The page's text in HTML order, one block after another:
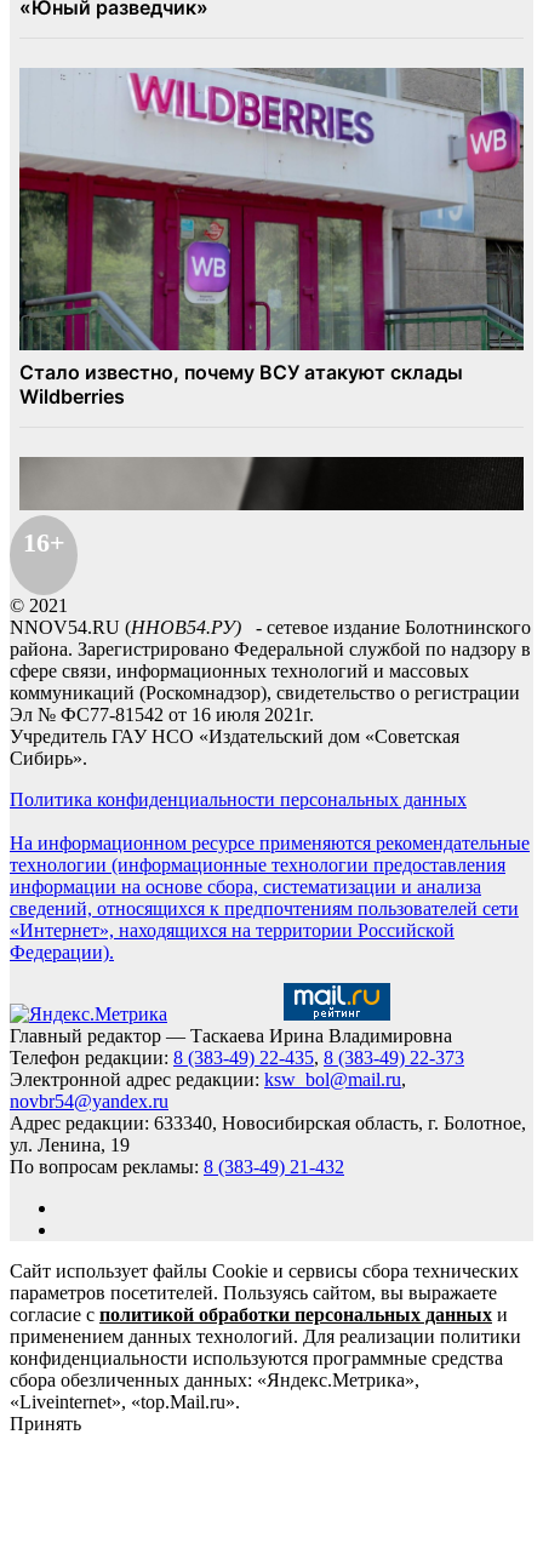
16+
© 2021
NNOV54.RU (ННОВ54.РУ) - сетевое издание Болотнинского
района. Зарегистрировано Федеральной службой по надзору в
сфере связи, информационных технологий и массовых
коммуникаций (Роскомнадзор), свидетельство о регистрации
Эл № ФС77-81542 от 16 июля 2021г.
Учредитель ГАУ НСО «Издательский дом «Советская
Сибирь».
Политика конфиденциальности персональных данных
На информационном ресурсе применяются рекомендательные
технологии (информационные технологии предоставления
информации на основе сбора, систематизации и анализа
сведений, относящихся к предпочтениям пользователей сети
«Интернет», находящихся на территории Российской
Федерации).
Главный редактор — Таскаева Ирина Владимировна
Телефон редакции: 8 (383-49) 22-435, 8 (383-49) 22-373
Электронной адрес редакции: ksw_bol@mail.ru,
novbr54@yandex.ru
Адрес редакции: 633340, Новосибирская область, г. Болотное,
ул. Ленина, 19
По вопросам рекламы: 8 (383-49) 21-432
Сайт использует файлы Cookie и сервисы сбора технических
параметров посетителей. Пользуясь сайтом, вы выражаете
согласие с политикой обработки персональных данных и
применением данных технологий. Для реализации политики
конфиденциальности используются программные средства
сбора обезличенных данных: «Яндекс.Метрика»,
«Liveinternet», «top.Mail.ru».
Принять